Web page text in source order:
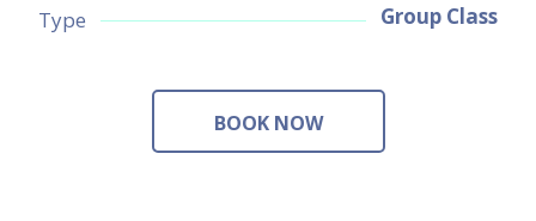
Type Group Class
BOOK NOW